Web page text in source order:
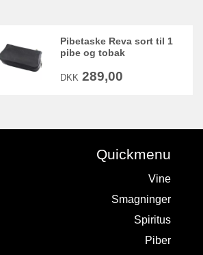
Pibetaske Reva sort til 1
pibe og tobak
DKK289,00
Quickmenu
Vine
Smagninger
Spiritus
Piber